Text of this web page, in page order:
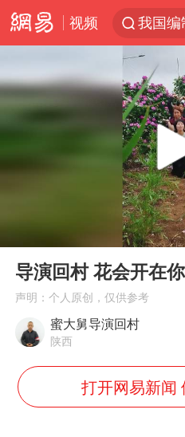
视频
我国编
台风白
看守所
多地要
台风白
宇树科
首次证
Play
导演回村 花会开在
声明：个人原创，仅供参考
蜜大舅导演回村
陕西
打开网易新闻